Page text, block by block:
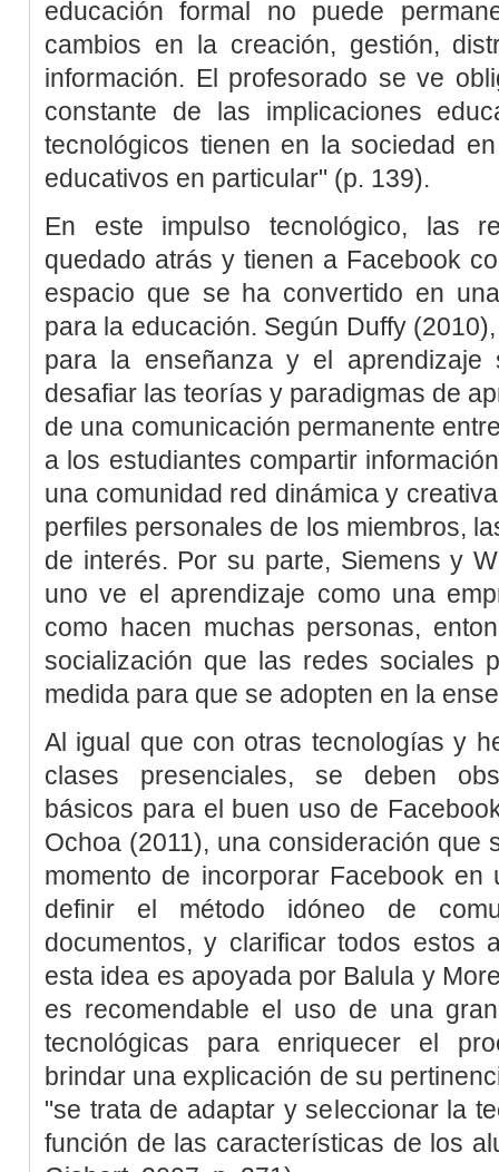
educación formal no puede
cambios en la creación, gestión,
información. El profesorado se ve
constante de las implicaciones
tecnológicos tienen en la sociedad
educativos en particular" (p. 139).
En este impulso tecnológico, las
quedado atrás y tienen a Facebook
espacio que se ha convertido en
para la educación. Según Duffy (2010)
para la enseñanza y el
desafiar las teorías y paradigmas de
de una comunicación permanente
a los estudiantes compartir
una comunidad red dinámica y
perfiles personales de los miembros,
de interés. Por su parte, Siemens y
uno ve el aprendizaje como una
como hacen muchas personas,
socialización que las redes sociales
medida para que se adopten en la
Al igual que con otras tecnologías y
clases presenciales, se deben
básicos para el buen uso de
Ochoa (2011), una consideración que
momento de incorporar Facebook en
definir el método idóneo de
documentos, y clarificar todos estos
esta idea es apoyada por Balula y
es recomendable el uso de una
tecnológicas para enriquecer el
brindar una explicación de su
"se trata de adaptar y seleccionar la
función de las características de los